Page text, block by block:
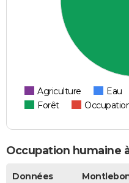
Agriculture Eau
Forêt
Occupation humaine
Données